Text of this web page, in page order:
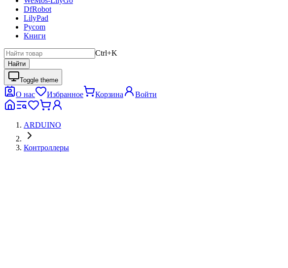
DfRobot
LilyPad
Pycom
Книги
Ctrl+K
Найти
Toggle theme
О нас Избранное Корзина Войти
ARDUINO
Контроллеры